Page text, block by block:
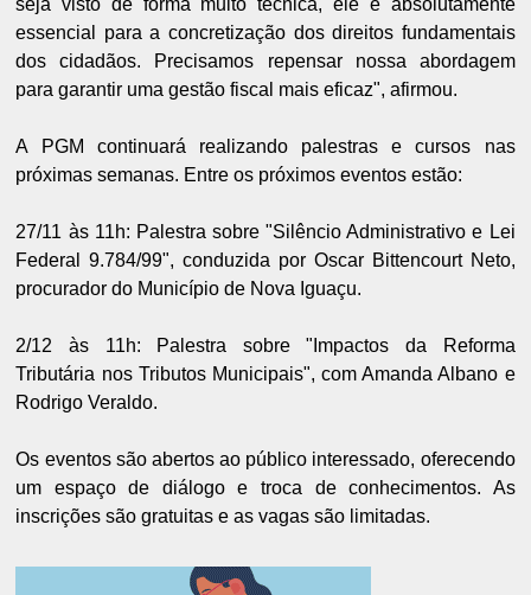
essencial para a concretização dos direitos fundamentais
dos cidadãos. Precisamos repensar nossa abordagem
para garantir uma gestão fiscal mais eficaz", afirmou.
A PGM continuará realizando palestras e cursos nas
próximas semanas. Entre os próximos eventos estão:
27/11 às 11h: Palestra sobre "Silêncio Administrativo e Lei
Federal 9.784/99", conduzida por Oscar Bittencourt Neto,
procurador do Município de Nova Iguaçu.
2/12 às 11h: Palestra sobre "Impactos da Reforma
Tributária nos Tributos Municipais", com Amanda Albano e
Rodrigo Veraldo.
Os eventos são abertos ao público interessado, oferecendo
um espaço de diálogo e troca de conhecimentos. As
inscrições são gratuitas e as vagas são limitadas.